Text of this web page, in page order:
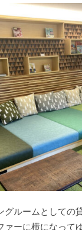
グルームとしての
ァーに横になって